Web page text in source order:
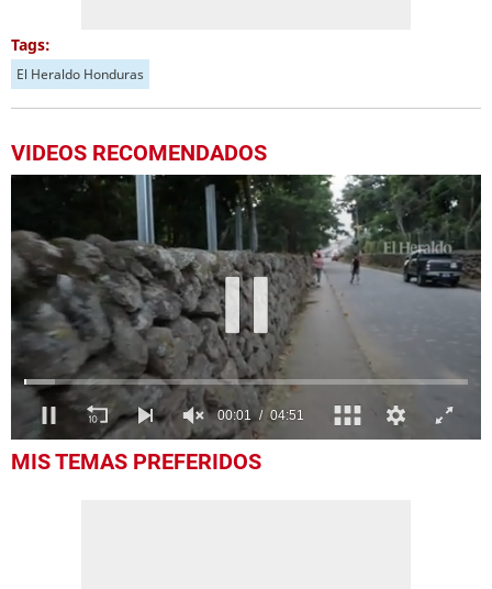
Tags:
El Heraldo Honduras
VIDEOS RECOMENDADOS
of
MIS TEMAS PREFERIDOS